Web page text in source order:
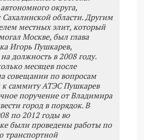
округа,
области. Другим
местных элит, который
Москве, был глава
Игорь Пушкарев,
должность в 2008 году.
месяцев после
совещании по вопросам
к саммиту АТЭС Пушкарев
поручение от Владимира
город в порядок. В
по 2012 годы во
были проведены работы по
транспортной